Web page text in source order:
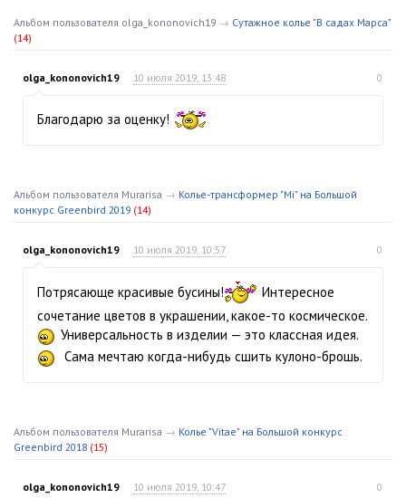
Альбом пользователя olga_kononovich19 → Сутажное колье "В садах Марса"
(14)
olga_kononovich19 10 июля 2019, 13:48 0
Благодарю за оценку!
Альбом пользователя Murarisa → Колье-трансформер "Mi" на Большой
конкурс Greenbird 2019 (14)
olga_kononovich19 10 июля 2019, 10:57 0
Потрясающе красивые бусины!
Интересное
сочетание цветов в украшении, какое-то космическое.
Универсальность в изделии — это классная идея.
Сама мечтаю когда-нибудь сшить кулоно-брошь.
Альбом пользователя Murarisa → Колье "Vitae" на Большой конкурс
Greenbird 2018 (15)
olga_kononovich19 10 июля 2019, 10:47 0